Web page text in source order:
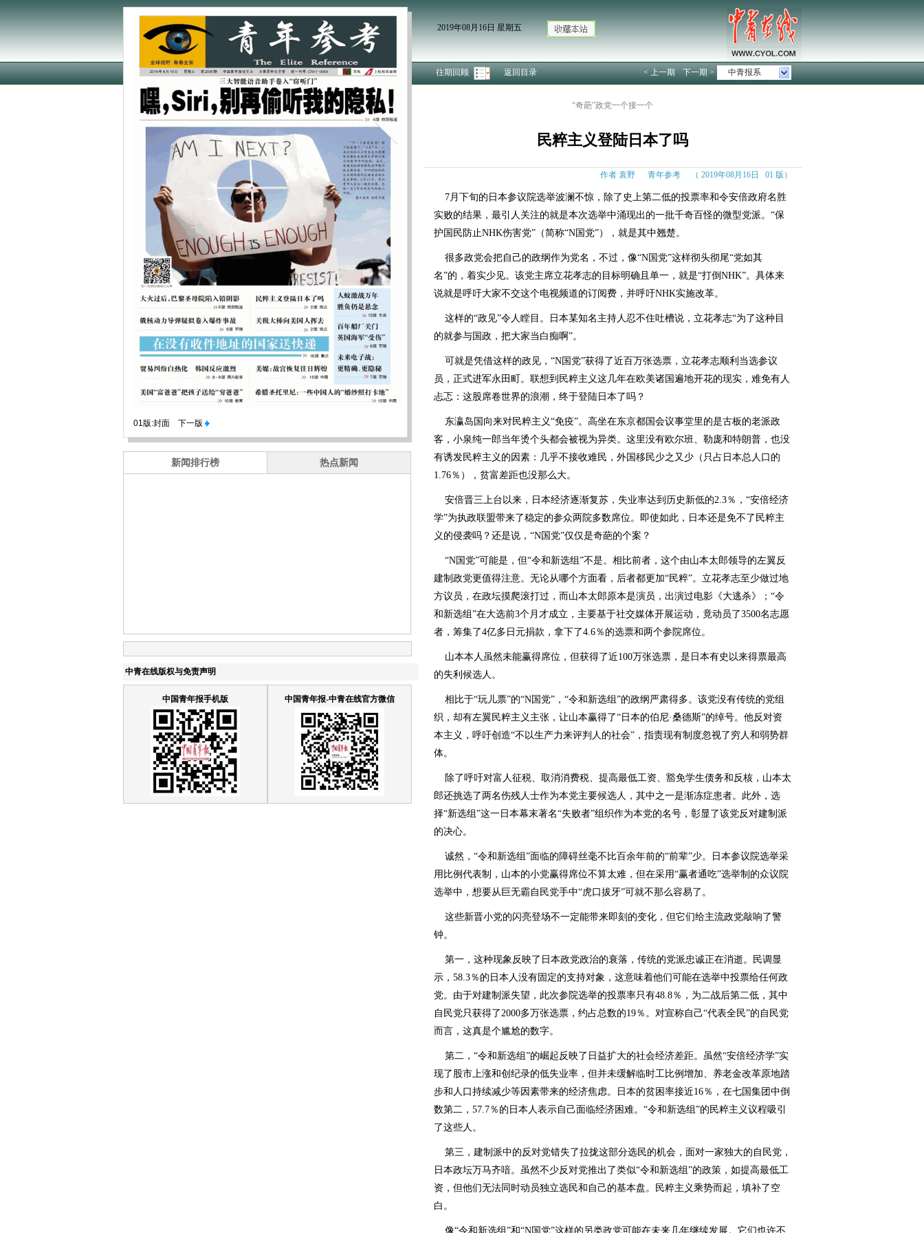
01版:封面 下一版
新闻排行榜 热点新闻
中青在线版权与免责声明
中国青年报手机版 中国青年报-中青在线官方微信
2019年08月16日 星期五
往期回顾 返回目录 中青报系
< 上一期 下一期 >
“奇葩”政党一个接一个
民粹主义登陆日本了吗
作者 袁野 青年参考 （ 2019年08月16日 01 版）
7月下旬的日本参议院选举波澜不惊，除了史上第二低的投票率和令安倍政府名胜
实败的结果，最引人关注的就是本次选举中涌现出的一批千奇百怪的微型党派。“保
护国民防止NHK伤害党”（简称“N国党”），就是其中翘楚。
很多政党会把自己的政纲作为党名，不过，像“N国党”这样彻头彻尾“党如其
名”的，着实少见。该党主席立花孝志的目标明确且单一，就是“打倒NHK”。具体来
说就是呼吁大家不交这个电视频道的订阅费，并呼吁NHK实施改革。
这样的“政见”令人瞠目。日本某知名主持人忍不住吐槽说，立花孝志“为了这种目
的就参与国政，把大家当白痴啊”。
可就是凭借这样的政见，“N国党”获得了近百万张选票，立花孝志顺利当选参议
员，正式进军永田町。联想到民粹主义这几年在欧美诸国遍地开花的现实，难免有人
忐忑：这股席卷世界的浪潮，终于登陆日本了吗？
东瀛岛国向来对民粹主义“免疫”。高坐在东京都国会议事堂里的是古板的老派政
客，小泉纯一郎当年烫个头都会被视为异类。这里没有欧尔班、勒庞和特朗普，也没
有诱发民粹主义的因素：几乎不接收难民，外国移民少之又少（只占日本总人口的
1.76％），贫富差距也没那么大。
安倍晋三上台以来，日本经济逐渐复苏，失业率达到历史新低的2.3％，“安倍经济
学”为执政联盟带来了稳定的参众两院多数席位。即使如此，日本还是免不了民粹主
义的侵袭吗？还是说，“N国党”仅仅是奇葩的个案？
“N国党”可能是，但“令和新选组”不是。相比前者，这个由山本太郎领导的左翼反
建制政党更值得注意。无论从哪个方面看，后者都更加“民粹”。立花孝志至少做过地
方议员，在政坛摸爬滚打过，而山本太郎原本是演员，出演过电影《大逃杀》；“令
和新选组”在大选前3个月才成立，主要基于社交媒体开展运动，竟动员了3500名志愿
者，筹集了4亿多日元捐款，拿下了4.6％的选票和两个参院席位。
山本本人虽然未能赢得席位，但获得了近100万张选票，是日本有史以来得票最高
的失利候选人。
相比于“玩儿票”的“N国党”，“令和新选组”的政纲严肃得多。该党没有传统的党组
织，却有左翼民粹主义主张，让山本赢得了“日本的伯尼·桑德斯”的绰号。他反对资
本主义，呼吁创造“不以生产力来评判人的社会”，指责现有制度忽视了穷人和弱势群
体。
除了呼吁对富人征税、取消消费税、提高最低工资、豁免学生债务和反核，山本太
郎还挑选了两名伤残人士作为本党主要候选人，其中之一是渐冻症患者。此外，选
择“新选组”这一日本幕末著名“失败者”组织作为本党的名号，彰显了该党反对建制派
的决心。
诚然，“令和新选组”面临的障碍丝毫不比百余年前的“前辈”少。日本参议院选举采
用比例代表制，山本的小党赢得席位不算太难，但在采用“赢者通吃”选举制的众议院
选举中，想要从巨无霸自民党手中“虎口拔牙”可就不那么容易了。
这些新晋小党的闪亮登场不一定能带来即刻的变化，但它们给主流政党敲响了警
钟。
第一，这种现象反映了日本政党政治的衰落，传统的党派忠诚正在消逝。民调显
示，58.3％的日本人没有固定的支持对象，这意味着他们可能在选举中投票给任何政
党。由于对建制派失望，此次参院选举的投票率只有48.8％，为二战后第二低，其中
自民党只获得了2000多万张选票，约占总数的19％。对宣称自己“代表全民”的自民党
而言，这真是个尴尬的数字。
第二，“令和新选组”的崛起反映了日益扩大的社会经济差距。虽然“安倍经济学”实
现了股市上涨和创纪录的低失业率，但并未缓解临时工比例增加、养老金改革原地踏
步和人口持续减少等因素带来的经济焦虑。日本的贫困率接近16％，在七国集团中倒
数第二，57.7％的日本人表示自己面临经济困难。“令和新选组”的民粹主义议程吸引
了这些人。
第三，建制派中的反对党错失了拉拢这部分选民的机会，面对一家独大的自民党，
日本政坛万马齐喑。虽然不少反对党推出了类似“令和新选组”的政策，如提高最低工
资，但他们无法同时动员独立选民和自己的基本盘。民粹主义乘势而起，填补了空
白。
像“令和新选组”和“N国党”这样的另类政党可能在未来几年继续发展。它们也许不